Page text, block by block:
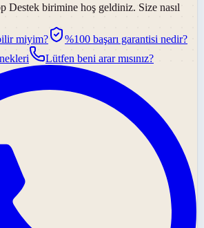
Destek birimine hoş geldiniz. Size nasıl
miyim?
%100 başarı garantisi nedir?
Lütfen beni arar mısınız?